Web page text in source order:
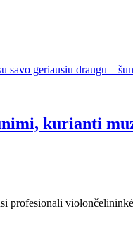
kurianti
profesionali